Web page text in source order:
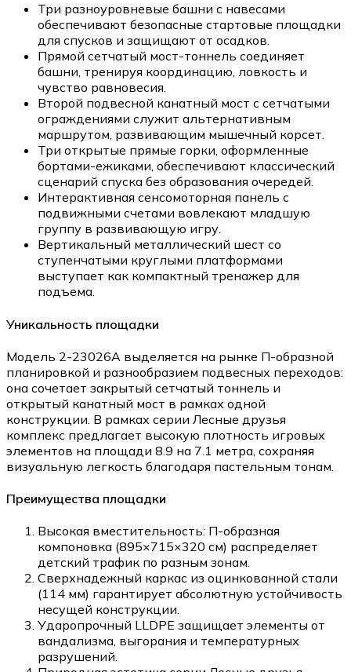
Три разноуровневые башни с навесами
обеспечивают безопасные стартовые площадки
для спусков и защищают от осадков.
Прямой сетчатый мост-тоннель соединяет
башни, тренируя координацию, ловкость и
чувство равновесия.
Второй подвесной канатный мост с сетчатыми
ограждениями служит альтернативным
маршрутом, развивающим мышечный корсет.
Три открытые прямые горки, оформленные
бортами-ежиками, обеспечивают классический
сценарий спуска без образования очередей.
Интерактивная сенсомоторная панель с
подвижными счетами вовлекают младшую
группу в развивающую игру.
Вертикальный металлический шест со
ступенчатыми круглыми платформами
выступает как компактный тренажер для
подъема.
Уникальность площадки
Модель 2-23026А выделяется на рынке П-образной
планировкой и разнообразием подвесных переходов:
она сочетает закрытый сетчатый тоннель и
открытый канатный мост в рамках одной
конструкции. В рамках серии Лесные друзья
комплекс предлагает высокую плотность игровых
элементов на площади 8.9 на 7.1 метра, сохраняя
визуальную легкость благодаря пастельным тонам.
Преимущества площадки
Высокая вместительность: П-образная
компоновка (895×715×320 см) распределяет
детский трафик по разным зонам.
Сверхнадежный каркас из оцинкованной стали
(114 мм) гарантирует абсолютную устойчивость
несущей конструкции.
Ударопрочный LLDPE защищает элементы от
вандализма, выгорания и температурных
разрушений.